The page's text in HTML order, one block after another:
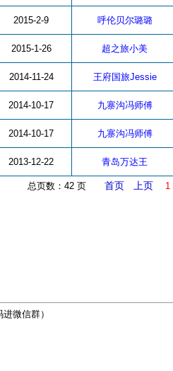
2015-2-9 呼伦贝尔璐璐
2015-1-26 超之旅小美
2014-11-24 王府国旅Jessie
2014-10-17 九寨沟冯师傅
2014-10-17 九寨沟冯师傅
2013-12-22 青岛万达王
总页数：42 页 首页 上页 1
微信群）